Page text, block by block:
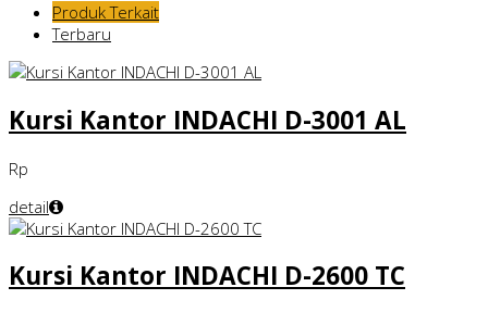
Produk Terkait
Terbaru
Kursi Kantor INDACHI D-3001 AL
Rp
detail
Kursi Kantor INDACHI D-2600 TC